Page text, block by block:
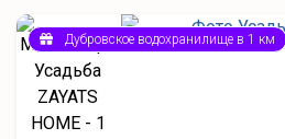
Дубровское водохранилище в 1 км